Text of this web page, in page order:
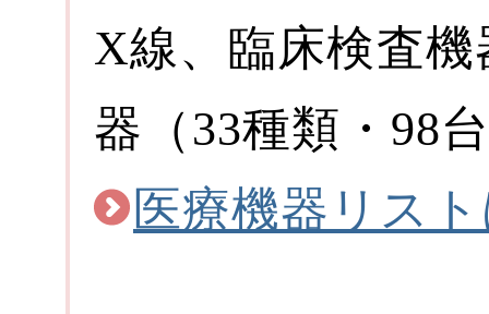
X線、臨床検査
器（33種類・98
医療機器リス